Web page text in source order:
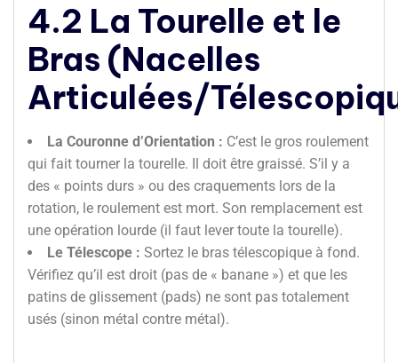
4.2 La Tourelle et le
Bras (Nacelles
Articulées/
La Couronne d’Orientation : C’est le gros roulement
qui fait tourner la tourelle. Il doit être graissé. S’il y a
des « points durs » ou des craquements lors de la
rotation, le roulement est mort. Son remplacement est
une opération lourde (il faut lever toute la tourelle).
Le Télescope : Sortez le bras télescopique à fond.
Vérifiez qu’il est droit (pas de « banane ») et que les
patins de glissement (pads) ne sont pas totalement
usés (sinon métal contre métal).